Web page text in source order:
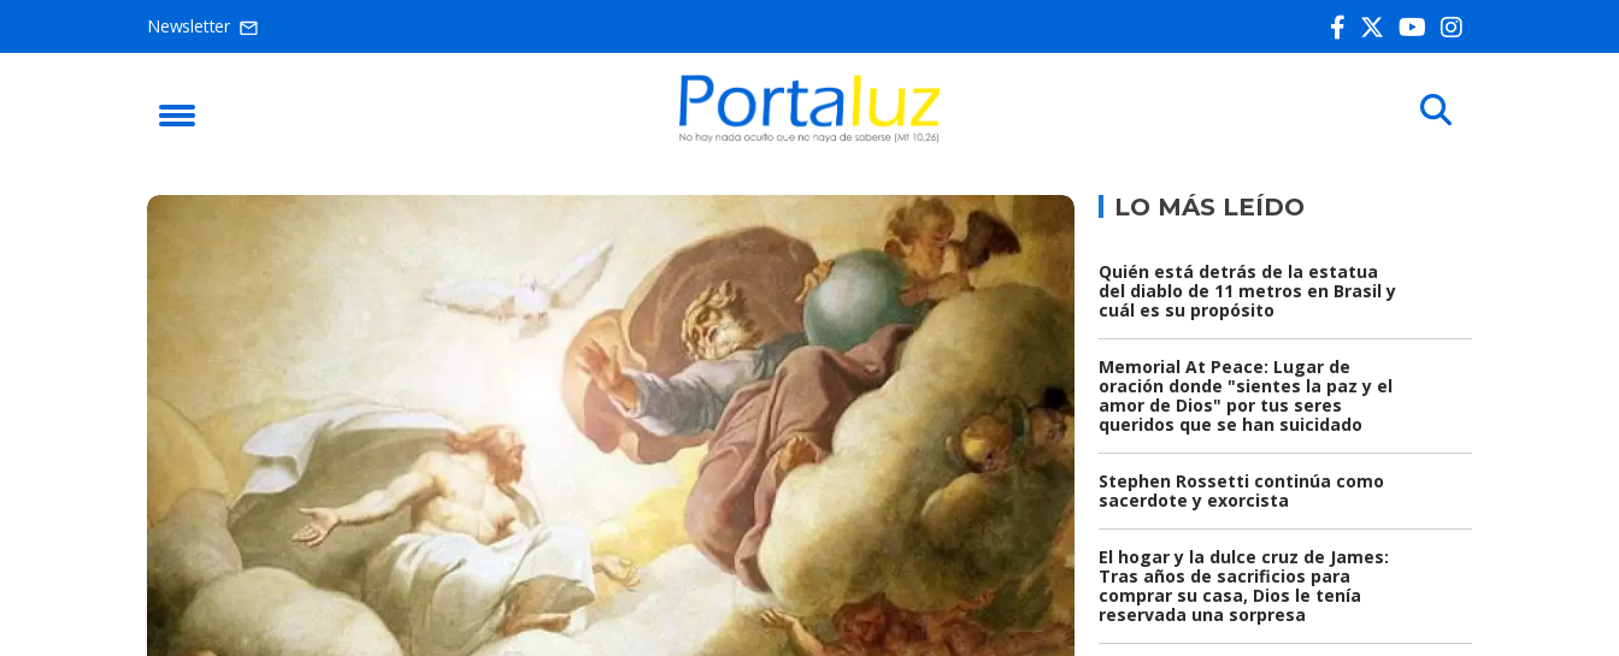
Newsletter
LO MÁS LEÍDO
Quién está detrás de la estatua
del diablo de 11 metros en Brasil y
cuál es su propósito
Memorial At Peace: Lugar de
oración donde "sientes la paz y el
amor de Dios" por tus seres
queridos que se han suicidado
Stephen Rossetti continúa como
sacerdote y exorcista
El hogar y la dulce cruz de James:
Tras años de sacrificios para
comprar su casa, Dios le tenía
reservada una sorpresa